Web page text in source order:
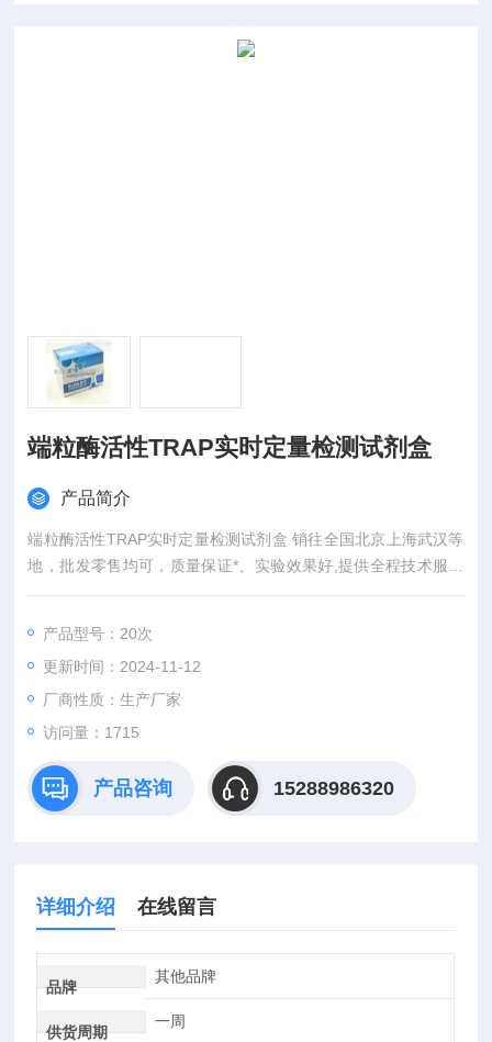
端粒酶活性TRAP实时定量检测试剂盒
产品简介
端粒酶活性TRAP实时定量检测试剂盒 销往全国北京上海武汉等
地，批发零售均可，质量保证*、实验效果好,提供全程技术服务
或免费代测服务（山东省内可上门取样）产品具有灵敏度高，快
产品型号：20次
更新时间：2024-11-12
厂商性质：生产厂家
访问量：1715
产品咨询 15288986320
详细介绍 在线留言
品牌
其他品牌
供货周期
一周